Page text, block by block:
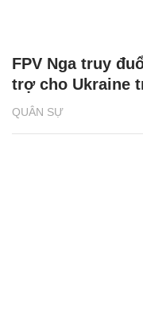
QUÂN SỰ
FPV Nga truy
trợ cho Ukraine